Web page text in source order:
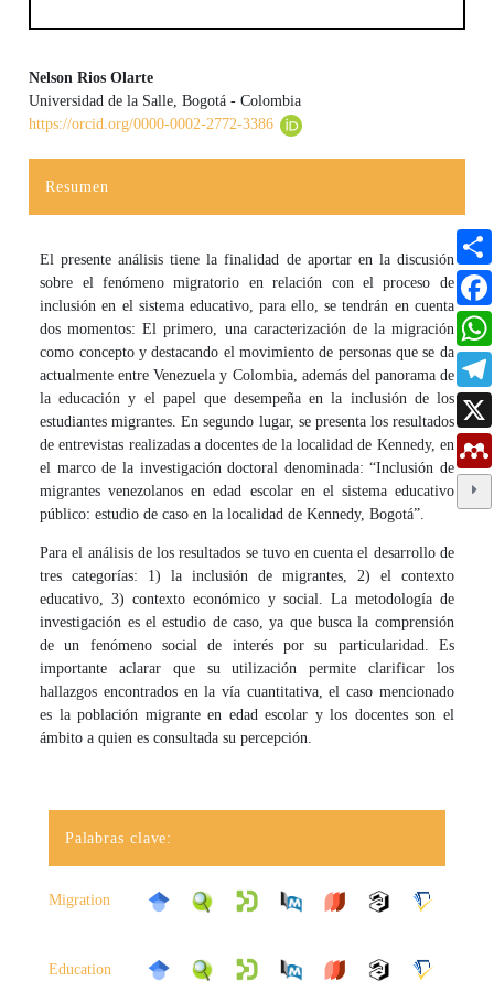
Contenido principal del artículo
Nelson Rios Olarte
Universidad de la Salle, Bogotá - Colombia
https://orcid.org/0000-0002-2772-3386
Resumen
El presente análisis tiene la finalidad de aportar en la discusión
sobre el fenómeno migratorio en relación con el proceso de
inclusión en el sistema educativo, para ello, se tendrán en cuenta
dos momentos: El primero, una caracterización de la migración
como concepto y destacando el movimiento de personas que se da
actualmente entre Venezuela y Colombia, además del panorama de
la educación y el papel que desempeña en la inclusión de los
estudiantes migrantes. En segundo lugar, se presenta los resultados
de entrevistas realizadas a docentes de la localidad de Kennedy, en
el marco de la investigación doctoral denominada: “Inclusión de
migrantes venezolanos en edad escolar en el sistema educativo
público: estudio de caso en la localidad de Kennedy, Bogotá”.
Para el análisis de los resultados se tuvo en cuenta el desarrollo de
tres categorías: 1) la inclusión de migrantes, 2) el contexto
educativo, 3) contexto económico y social. La metodología de
investigación es el estudio de caso, ya que busca la comprensión
de un fenómeno social de interés por su particularidad. Es
importante aclarar que su utilización permite clarificar los
hallazgos encontrados en la vía cuantitativa, el caso mencionado
es la población migrante en edad escolar y los docentes son el
ámbito a quien es consultada su percepción.
Palabras clave:
Migration
Education